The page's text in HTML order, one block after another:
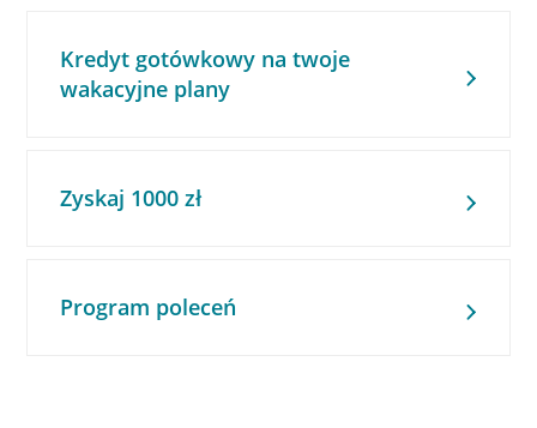
Kredyt gotówkowy na twoje
wakacyjne plany
Zyskaj 1000 zł
Program poleceń